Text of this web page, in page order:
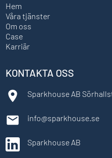
Hem
Våra tjänster
Om oss
Case
Karriär
KONTAKTA OSS
Sparkhouse AB
info@sparkhouse.se
Sparkhouse AB